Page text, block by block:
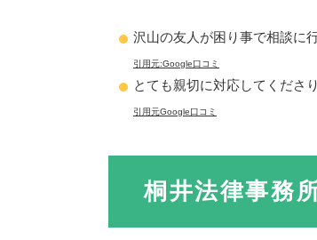
沢山の友人が困り事で相談に
引用元:Google口コミ
とても親切に対応してくださ
引用元Google口コミ
桐井法律事務